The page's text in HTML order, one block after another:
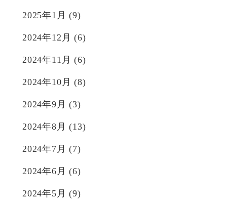
2025年1月 (9)
2024年12月 (6)
2024年11月 (6)
2024年10月 (8)
2024年9月 (3)
2024年8月 (13)
2024年7月 (7)
2024年6月 (6)
2024年5月 (9)